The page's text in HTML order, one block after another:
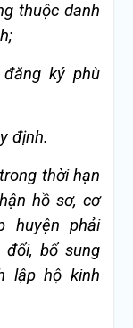
thuộc danh
ký phù
định.
thời hạn
hồ sơ, cơ
huyện phải
đổi, bổ sung
lập hộ kinh